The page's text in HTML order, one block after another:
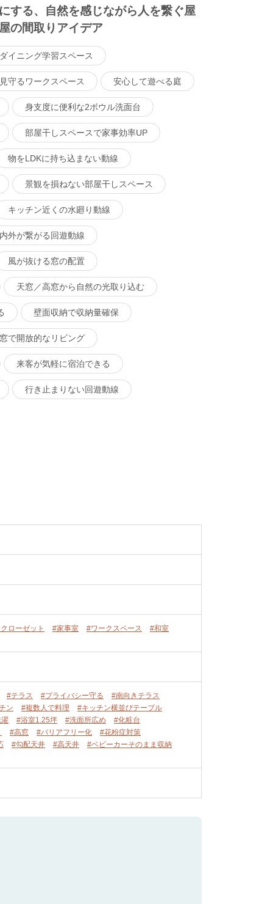
する、自然を感じながら人を繋ぐ屋
の間取りアイデア
ダイニング学習スペース
見守るワークスペース 安心して遊べる庭
身支度に便利な2ボウル洗面台
部屋干しスペースで家事効率UP
物をLDKに持ち込まない動線
景観を損ねない部屋干しスペース
キッチン近くの水廻り動線
外が繋がる回遊動線
風が抜ける窓の配置
天窓／高窓から自然の光取り込む
壁面収納で収納量確保
で開放的なリビング
来客が気軽に宿泊できる
行き止まりない回遊動線
ローゼット #家事室 #ワークスペース #和室
#テラス #プライバシー守る
#南向きテラス
ン
#複数人で料理
#キッチン横並びテーブル
#浴室1.25坪 #洗面所広め
#化粧台
#高窓 #バリアフリー化
#花粉症対策
#勾配天井 #高天井 #ベビーカーそのまま収納